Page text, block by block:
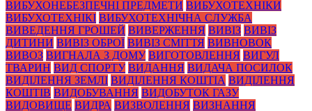
ВИБУХОНЕБЕЗПЕЧНІ ПРЕДМЕТИ ВИБУХОТЕХНІКИ
ВИБУХОТЕХНІКІ ВИБУХОТЕХНІЧНА СЛУЖБА
ВИВЕДЕННЯ ГРОШЕЙ ВИВЕРЖЕННЯ ВИВІЗ ВИВІЗ
ДИТИНИ ВИВІЗ ОБРОЇ ВИВІЗ СМІТТЯ ВИВНОВОК
ВИВОЗ ВИГНАЛА З ДОМУ ВИГОТОВЛЕННЯ ВИГУЛ
ТВАРИН ВИД СПОРТУ ВИДАННЯ ВИДАЧА ПОСИЛОК
ВИДІЛЕННЯ ЗЕМЛІ ВИДІЛЕННЯ КОШТІА ВИДІЛЕННЯ
КОШТІВ ВИДОБУВАННЯ ВИДОБУТОК ГАЗУ
ВИДОВИЩЕ ВИДРА ВИЗВОЛЕННЯ ВИЗНАННЯ